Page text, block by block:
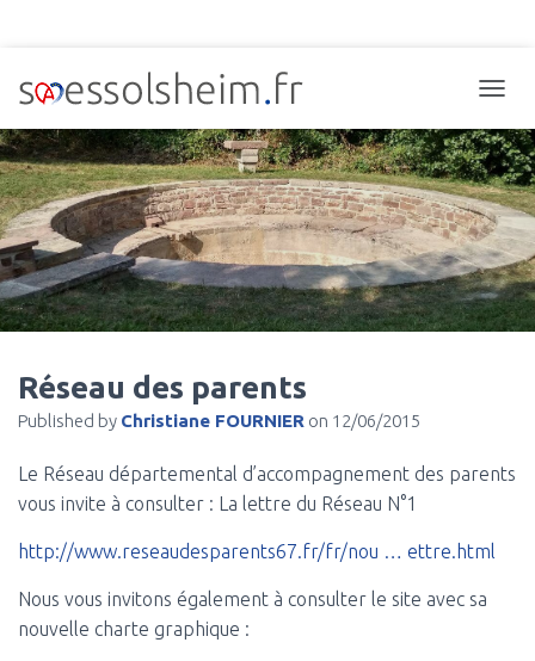
Réseau des parents
Published by Christiane FOURNIER on 12/06/2015
Le Réseau départemental d’accompagnement des parents
vous invite à consulter : La lettre du Réseau N°1
http://www.reseaudesparents67.fr/fr/nou … ettre.html
Nous vous invitons également à consulter le site avec sa
nouvelle charte graphique :